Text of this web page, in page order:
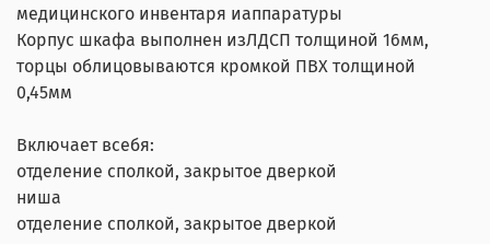
медицинского инвентаря иаппаратуры
Корпус шкафа выполнен изЛДСП толщиной 16мм,
торцы облицовываются кромкой ПВХ толщиной
0,45мм
Включает всебя:
отделение сполкой, закрытое дверкой
ниша
отделение сполкой, закрытое дверкой